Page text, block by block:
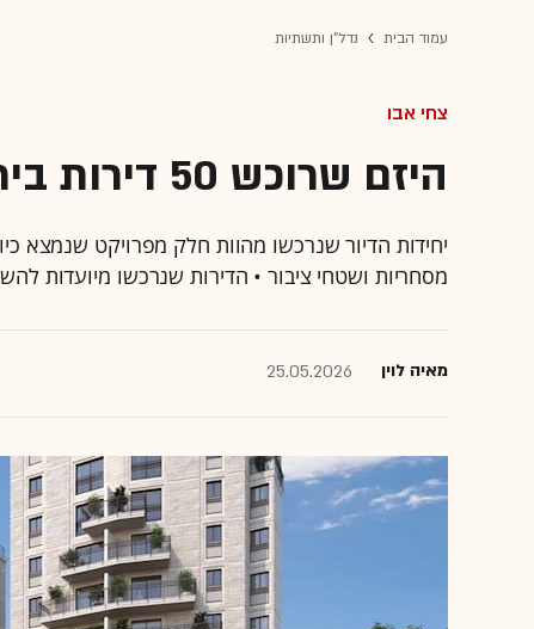
עמוד הבית נדל"ן ותשתיות
צחי אבו
היזם שרוכש 50 דירות בירושלים בבת אחת
מסחריות ושטחי ציבור • הדירות שנרכשו מיועדות
מאיה לוין 25.05.2026